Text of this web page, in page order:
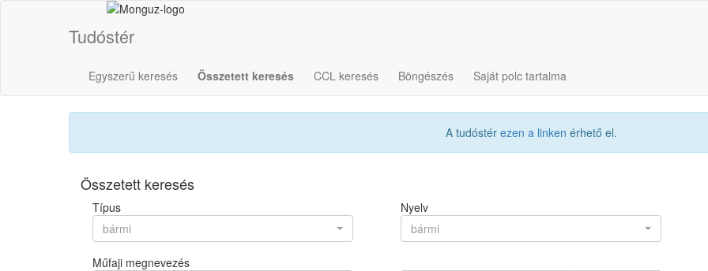
Tudóstér
Egyszerű keresés Összetett keresés CCL keresés Böngészés Saját polc tartalma
A tudóstér ezen a linken érhető el.
Összetett keresés
Típus
bármi
Nyelv
bármi
Műfaji megnevezés